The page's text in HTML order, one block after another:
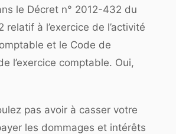
le Décret n° 2012-432 du
relatif à l’exercice de l’activité
et le Code de
l’exercice comptable. Oui,
pas avoir à casser votre
les dommages et intérêts